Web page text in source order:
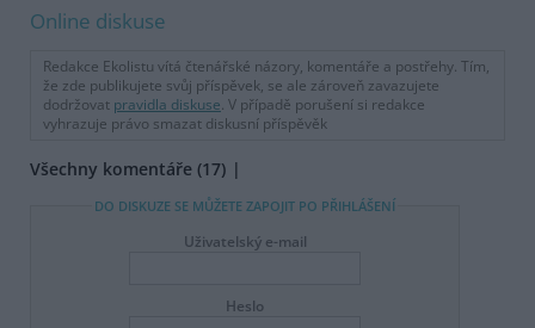
Online diskuse
Redakce Ekolistu vítá čtenářské názory, komentáře a postřehy. Tím,
že zde publikujete svůj příspěvek, se ale zároveň zavazujete
dodržovat pravidla diskuse. V případě porušení si redakce
vyhrazuje právo smazat diskusní příspěvěk
Všechny komentáře (17)
DO DISKUZE SE MŮŽETE ZAPOJIT PO PŘIHLÁŠENÍ
Uživatelský e-mail
Heslo